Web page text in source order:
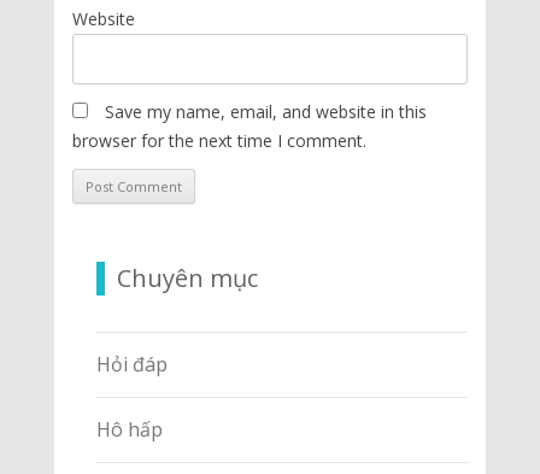
Website
Save my name, email, and website in this
browser for the next time I comment.
Chuyên mục
Hỏi đáp
Hô hấp